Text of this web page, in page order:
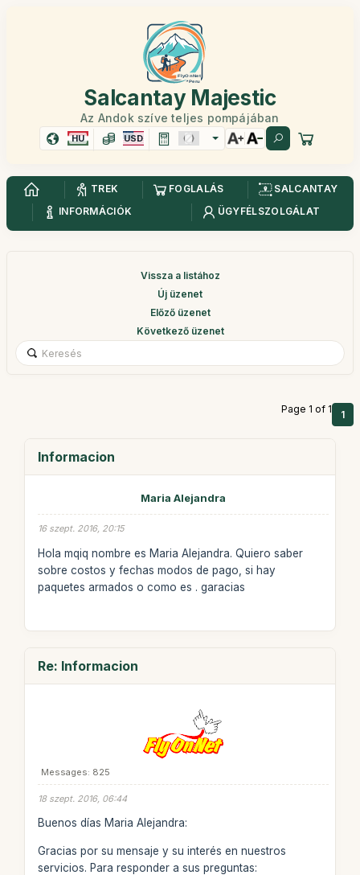
Salcantay Majestic
Az Andok szíve teljes pompájában
HU USD
TREK FOGLALÁS
SALCANTAY
INFORMÁCIÓK
ÜGYFÉLSZOLGÁLAT
Vissza a listához
Új üzenet
Előző üzenet
Következő üzenet
Page 1 of 1 1
Informacion
Maria Alejandra
16 szept. 2016, 20:15
Hola mqiq nombre es Maria Alejandra. Quiero saber
sobre costos y fechas modos de pago, si hay
paquetes armados o como es . garacias
Re: Informacion
Messages: 825
18 szept. 2016, 06:44
Buenos días Maria Alejandra:
Gracias por su mensaje y su interés en nuestros
servicios. Para responder a sus preguntas: